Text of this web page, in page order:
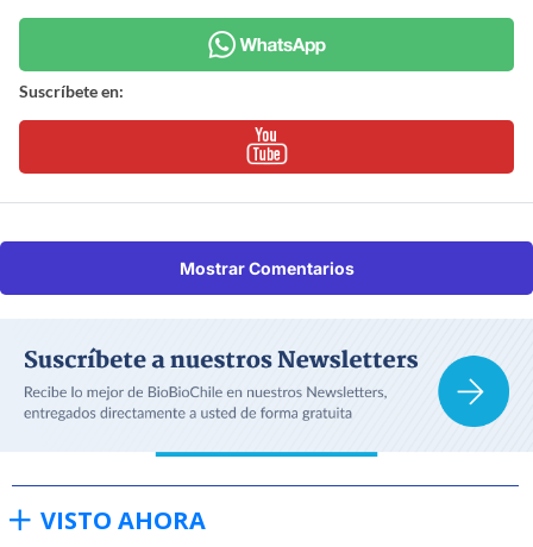
Suscríbete en:
Mostrar Comentarios
VISTO AHORA